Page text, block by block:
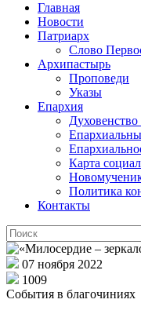
Главная
Новости
Патриарх
Слово
Архипастырь
Проповеди
Указы
Епархия
Карта
Политика
Контакты
07 ноября 2022
1009
События в благочиниях